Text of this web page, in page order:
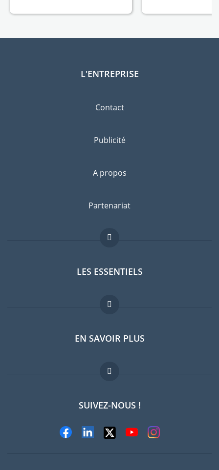
L'ENTREPRISE
Contact
Publicité
A propos
Partenariat
LES ESSENTIELS
Forum expatriés
Guides pays
Offres d'emploi
EN SAVOIR PLUS
FAQ
Experts
SUIVEZ-NOUS !